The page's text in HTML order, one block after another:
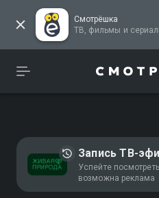
Смотрёшка
ТВ, фильмы и
Запись ТВ-
Успейте
возможна реклама